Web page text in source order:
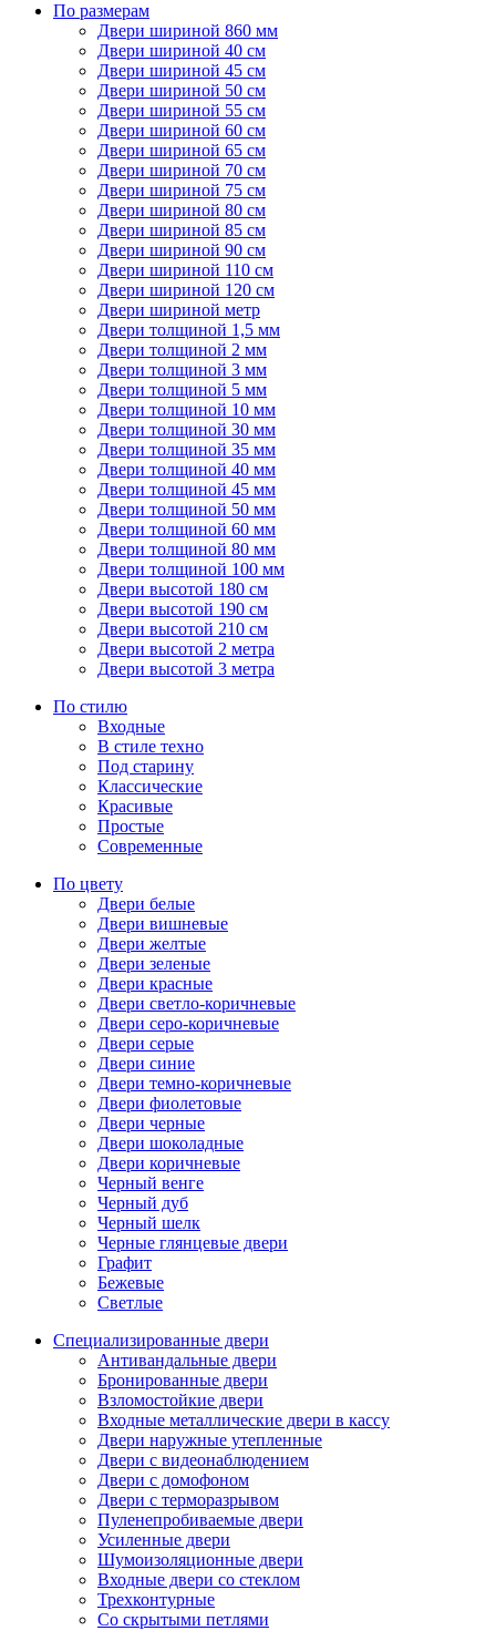
По размерам
Двери шириной 860 мм
Двери шириной 40 см
Двери шириной 45 см
Двери шириной 50 см
Двери шириной 55 см
Двери шириной 60 см
Двери шириной 65 см
Двери шириной 70 см
Двери шириной 75 см
Двери шириной 80 см
Двери шириной 85 см
Двери шириной 90 см
Двери шириной 110 см
Двери шириной 120 см
Двери шириной метр
Двери толщиной 1,5 мм
Двери толщиной 2 мм
Двери толщиной 3 мм
Двери толщиной 5 мм
Двери толщиной 10 мм
Двери толщиной 30 мм
Двери толщиной 35 мм
Двери толщиной 40 мм
Двери толщиной 45 мм
Двери толщиной 50 мм
Двери толщиной 60 мм
Двери толщиной 80 мм
Двери толщиной 100 мм
Двери высотой 180 см
Двери высотой 190 см
Двери высотой 210 см
Двери высотой 2 метра
Двери высотой 3 метра
По стилю
Входные
В стиле техно
Под старину
Классические
Красивые
Простые
Современные
По цвету
Двери белые
Двери вишневые
Двери желтые
Двери зеленые
Двери красные
Двери светло-коричневые
Двери серо-коричневые
Двери серые
Двери синие
Двери темно-коричневые
Двери фиолетовые
Двери черные
Двери шоколадные
Двери коричневые
Черный венге
Черный дуб
Черный шелк
Черные глянцевые двери
Графит
Бежевые
Светлые
Специализированные двери
Антивандальные двери
Бронированные двери
Взломостойкие двери
Входные металлические двери в кассу
Двери наружные утепленные
Двери с видеонаблюдением
Двери с домофоном
Двери с терморазрывом
Пуленепробиваемые двери
Усиленные двери
Шумоизоляционные двери
Входные двери со стеклом
Трехконтурные
Со скрытыми петлями